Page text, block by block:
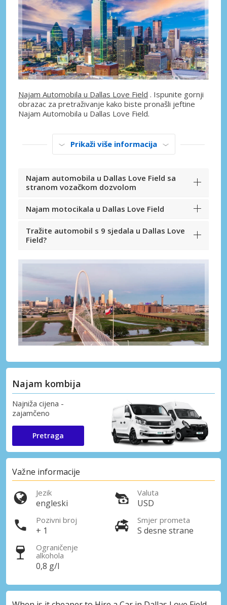
Najam Automobila u Dallas Love Field . Ispunite gornji
obrazac za pretraživanje kako biste pronašli jeftine
Najam Automobila u Dallas Love Field.
Prikaži više informacija
Najam automobila u Dallas Love Field sa
stranom vozačkom dozvolom
Najam motocikala u Dallas Love Field
Tražite automobil s 9 sjedala u Dallas Love
Field?
Najam kombija
Najniža cijena -
zajamčeno
Pretraga
Važne informacije
Jezik
engleski
Valuta
USD
Pozivni broj
+ 1
Smjer prometa
S desne strane
Ograničenje
alkohola
0,8 g/l